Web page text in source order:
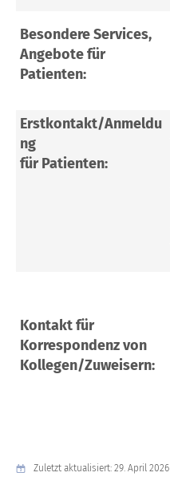
Besondere Services,
Angebote für
Patienten:
Erstkontakt/Anmeldu
ng
für Patienten:
Kontakt für
Korrespondenz von
Kollegen/Zuweisern:
Zuletzt aktualisiert: 29. April 2026